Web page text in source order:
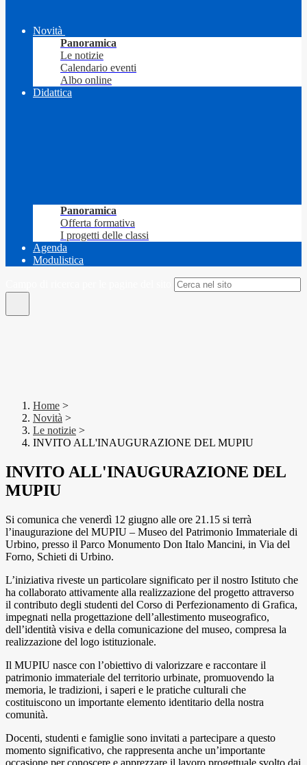
Novità
Panoramica
Le notizie
Calendario eventi
Albo online
Didattica
Panoramica
Offerta formativa
I progetti delle classi
Agenda
Modulistica
Home >
Novità >
Le notizie >
INVITO ALL'INAUGURAZIONE DEL MUPIU
INVITO ALL'INAUGURAZIONE DEL
MUPIU
Si comunica che venerdì 12 giugno alle ore 21.15 si terrà
l’inaugurazione del MUPIU – Museo del Patrimonio Immateriale di
Urbino, presso il Parco Monumento Don Italo Mancini, in Via del
Forno, Schieti di Urbino.
L’iniziativa riveste un particolare significato per il nostro Istituto che
ha collaborato attivamente alla realizzazione del progetto attraverso
il contributo degli studenti del Corso di Perfezionamento di Grafica,
impegnati nella progettazione dell’allestimento museografico,
dell’identità visiva e della comunicazione del museo, compresa la
realizzazione del logo istituzionale.
Il MUPIU nasce con l’obiettivo di valorizzare e raccontare il
patrimonio immateriale del territorio urbinate, promuovendo la
memoria, le tradizioni, i saperi e le pratiche culturali che
costituiscono un importante elemento identitario della nostra
comunità.
Docenti, studenti e famiglie sono invitati a partecipare a questo
momento significativo, che rappresenta anche un’importante